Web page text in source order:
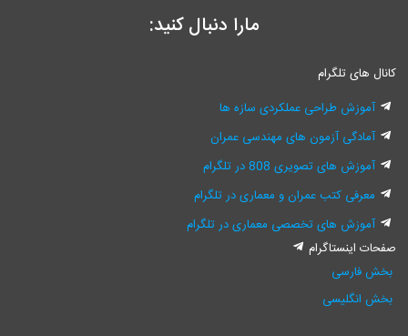
مارا دنبال کنید:
تلگرام
طراحی عملکردی سازه ها
آزمون های مهندسی عمران
های تصویری 808 در تلگرام
کتب عمران و معماری در تلگرام
های تخصصی معماری در تلگرام